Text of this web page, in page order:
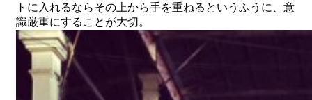
トに入れるならその上から手を重ねるというふうに、意
識厳重にすることが大切。